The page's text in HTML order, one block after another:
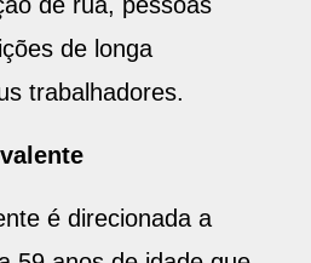
de longa
trabalhadores.
é direcionada a